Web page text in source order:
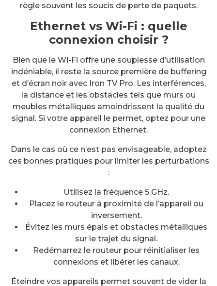
règle souvent les soucis de perte de paquets.
Ethernet vs Wi-Fi : quelle
connexion choisir ?
Bien que le Wi-Fi offre une souplesse d’utilisation
indéniable, il reste la source première de buffering
et d’écran noir avec Iron TV Pro. Les interférences,
la distance et les obstacles tels que murs ou
meubles métalliques amoindrissent la qualité du
signal. Si votre appareil le permet, optez pour une
connexion Ethernet.
Dans le cas où ce n’est pas envisageable, adoptez
ces bonnes pratiques pour limiter les perturbations
:
Utilisez la fréquence 5 GHz.
Placez le routeur à proximité de l’appareil ou
inversement.
Évitez les murs épais et obstacles métalliques
sur le trajet du signal.
Redémarrez le routeur pour réinitialiser les
connexions et libérer les canaux.
Éteindre vos appareils permet souvent de vider la